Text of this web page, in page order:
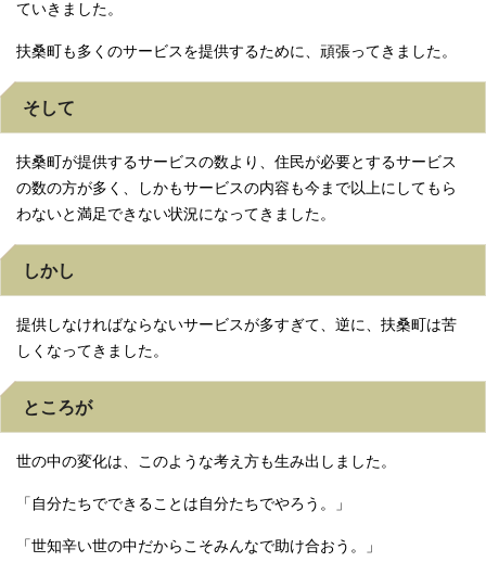
ていきました。
扶桑町も多くのサービスを提供するために、頑張ってきました。
そして
扶桑町が提供するサービスの数より、住民が必要とするサービス
の数の方が多く、しかもサービスの内容も今まで以上にしてもら
わないと満足できない状況になってきました。
しかし
提供しなければならないサービスが多すぎて、逆に、扶桑町は苦
しくなってきました。
ところが
世の中の変化は、このような考え方も生み出しました。
「自分たちでできることは自分たちでやろう。」
「世知辛い世の中だからこそみんなで助け合おう。」